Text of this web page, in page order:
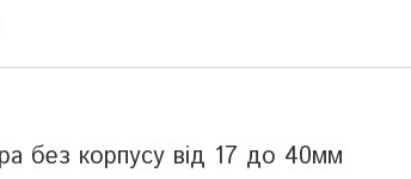
без корпусу від 17 до 40мм